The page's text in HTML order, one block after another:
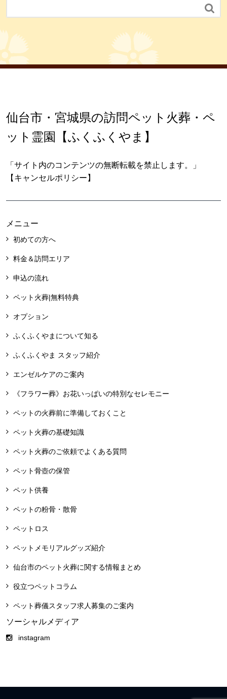

仙台市・宮城県の訪問ペット火葬・ペ
ット霊園【ふくふくやま】
「サイト内のコンテンツの無断転載を禁止します。」
【キャンセルポリシー】
メニュー
初めての方へ
料金＆訪問エリア
申込の流れ
ペット火葬|無料特典
オプション
ふくふくやまについて知る
ふくふくやま スタッフ紹介
エンゼルケアのご案内
《フラワー葬》お花いっぱいの特別なセレモニー
ペットの火葬前に準備しておくこと
ペット火葬の基礎知識
ペット火葬のご依頼でよくある質問
ペット骨壺の保管
ペット供養
ペットの粉骨・散骨
ペットロス
ペットメモリアルグッズ紹介
仙台市のペット火葬に関する情報まとめ
役立つペットコラム
ペット葬儀スタッフ求人募集のご案内
ソーシャルメディア
instagram